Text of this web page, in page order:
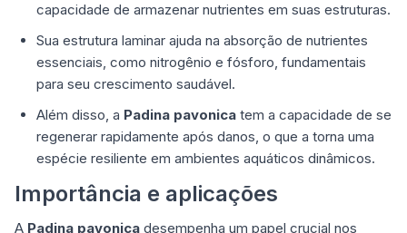
capacidade de armazenar nutrientes em suas estruturas.
Sua estrutura laminar ajuda na absorção de nutrientes
essenciais, como nitrogênio e fósforo, fundamentais
para seu crescimento saudável.
Além disso, a Padina pavonica tem a capacidade de se
regenerar rapidamente após danos, o que a torna uma
espécie resiliente em ambientes aquáticos dinâmicos.
Importância e aplicações
A Padina pavonica desempenha um papel crucial nos